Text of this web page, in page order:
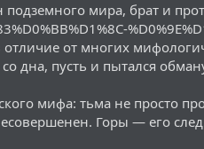
мира, брат и
от многих
дна, пусть и пытался
мифа: тьма не просто
Горы — его